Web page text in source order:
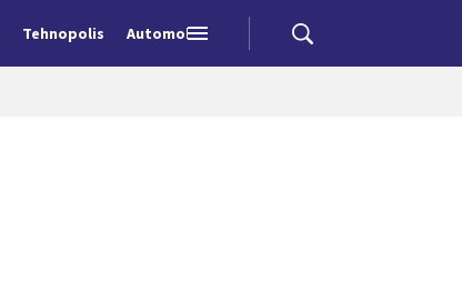
Tehnopolis Automobili